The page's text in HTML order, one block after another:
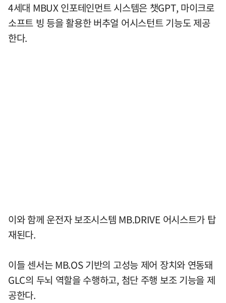
4세대 MBUX 인포테인먼트 시스템은 챗GPT, 마이크로
소프트 빙 등을 활용한 버추얼 어시스턴트 기능도 제공
한다.
이와 함께 운전자 보조시스템 MB.DRIVE 어시스트가 탑
재된다.
이들 센서는 MB.OS 기반의 고성능 제어 장치와 연동돼
GLC의 두뇌 역할을 수행하고, 첨단 주행 보조 기능을 제
공한다.